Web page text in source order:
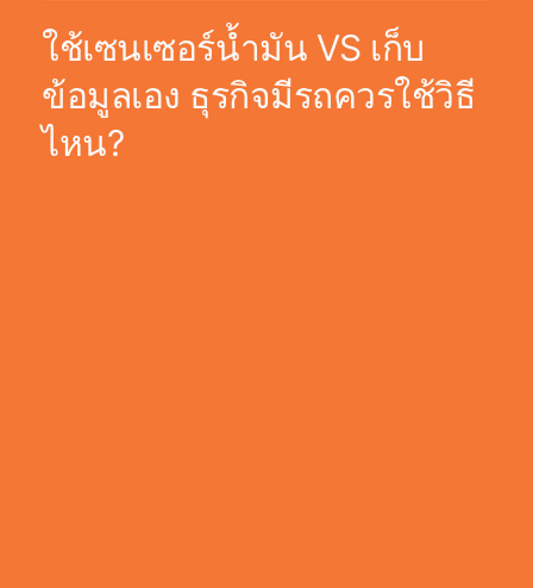
ใช้เซนเซอร์น้ำมัน VS เก็บ
ข้อมูลเอง ธุรกิจมีรถควรใช้วิธี
ไหน?